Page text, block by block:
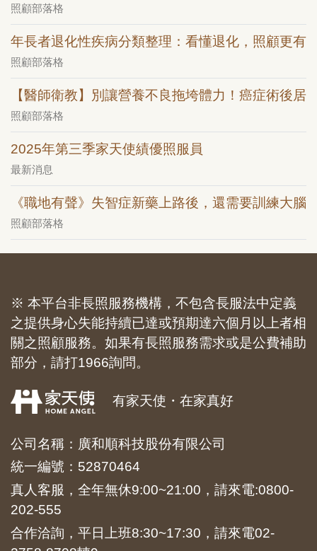
照顧部落格
年長者退化性疾病分類整理：看懂退化，照顧更有
照顧部落格
【醫師衛教】別讓營養不良拖垮體力！癌症術後居
照顧部落格
2025年第三季家天使績優照服員
最新消息
《職地有聲》失智症新藥上路後，還需要訓練大
照顧部落格
※ 本平台非長照服務機構，不包含長服法中定義
之提供身心失能持續已達或預期達六個月以上者相
關之照顧服務。如果有長照服務需求或是公費補助
部分，請打1966詢問。
有家天使・在家真好
公司名稱：廣和順科技股份有限公司
統一編號：52870464
真人客服，全年無休9:00~21:00，請來電:0800-
202-555
合作洽詢，平日上班8:30~17:30，請來電02-